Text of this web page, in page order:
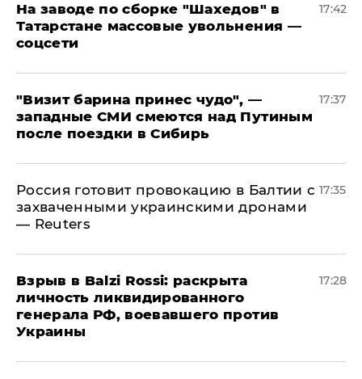
На заводе по сборке "Шахедов" в
Татарстане массовые увольнения —
соцсети
17:42
"Визит барина принес чудо", —
западные СМИ смеются над Путиным
после поездки в Сибирь
17:37
​Россия готовит провокацию в Балтии с
захваченными украинскими дронами
— Reuters
17:35
​Взрыв в Balzi Rossi: раскрыта
личность ликвидированного
генерала РФ, воевавшего против
Украины
17:28